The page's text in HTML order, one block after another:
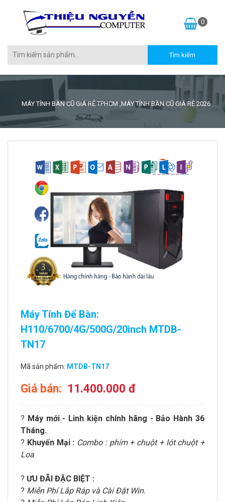
0
MÁY TÍNH BÀN CŨ GIÁ RẺ TPHCM ,MÁY TÍNH BÀN CŨ GIÁ RẺ 2026
Máy Tính Để Bàn:
H110/6700/4G/500G/20inch MTDB-
TN17
Mã sản phẩm: MTDB-TN17
Giá bán: 11.400.000 đ
? Máy mới - Linh kiện chính hãng - Bảo Hành 36
Tháng.
? Khuyến Mại : Combo : phím + chuột + lót chuột +
Loa
? ƯU ĐÃI ĐẶC BIỆT :
? Miễn Phí Lắp Ráp và Cài Đặt Win.